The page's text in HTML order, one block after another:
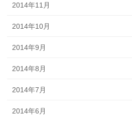
2014年11月
2014年10月
2014年9月
2014年8月
2014年7月
2014年6月